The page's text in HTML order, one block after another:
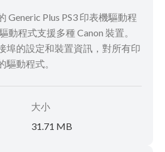
Generic Plus PS3 印表機驅動程
動程式支援多種 Canon 裝置。
埠的設定和裝置資訊，對所有印
驅動程式。
大小
31.71 MB